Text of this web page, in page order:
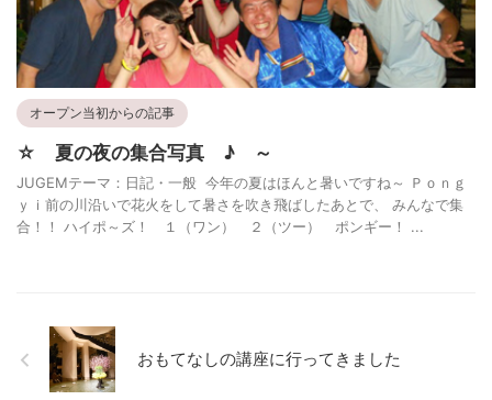
オープン当初からの記事
☆ 夏の夜の集合写真 ♪ ～
JUGEMテーマ：日記・一般 今年の夏はほんと暑いですね～ Ｐｏｎｇ
ｙｉ前の川沿いで花火をして暑さを吹き飛ばしたあとで、 みんなで集
合！！ ハイポ～ズ！ １（ワン） ２（ツー） ポンギー！ ...
おもてなしの講座に行ってきました